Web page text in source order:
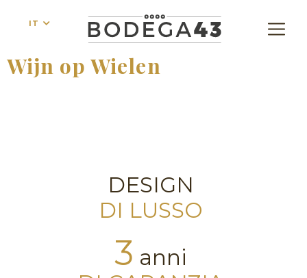
IT
Wijn op Wielen
DESIGN
DI LUSSO
3 anni